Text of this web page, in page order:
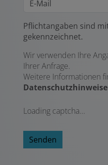
Pflichtangaben sind
gekennzeichnet.
Wir verwenden Ihre
Ihrer Anfrage.
Weitere Informationen
Loading captcha...
Senden